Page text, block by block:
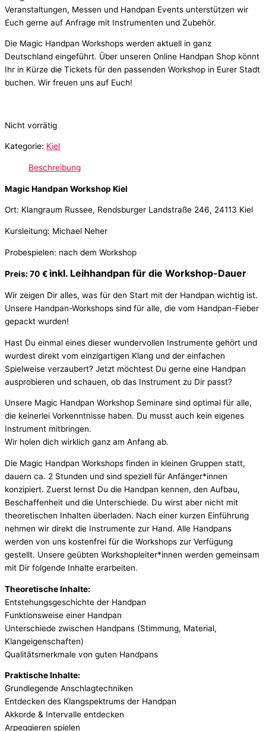
Veranstaltungen, Messen und Handpan Events unterstützen wir
Euch gerne auf Anfrage mit Instrumenten und Zubehör.
Die Magic Handpan Workshops werden aktuell in ganz
Deutschland eingeführt. Über unseren Online Handpan Shop könnt
Ihr in Kürze die Tickets für den passenden Workshop in Eurer Stadt
buchen. Wir freuen uns auf Euch!
Nicht vorrätig
Kategorie: Kiel
Beschreibung
Magic Handpan Workshop Kiel
Ort: Klangraum Russee, Rendsburger Landstraße 246, 24113 Kiel
Kursleitung: Michael Neher
Probespielen: nach dem Workshop
Preis: 70 € inkl. Leihhandpan für die Workshop-Dauer
Wir zeigen Dir alles, was für den Start mit der Handpan wichtig ist.
Unsere Handpan-Workshops sind für alle, die vom Handpan-Fieber
gepackt wurden!
Hast Du einmal eines dieser wundervollen Instrumente gehört und
wurdest direkt vom einzigartigen Klang und der einfachen
Spielweise verzaubert? Jetzt möchtest Du gerne eine Handpan
ausprobieren und schauen, ob das Instrument zu Dir passt?
Unsere Magic Handpan Workshop Seminare sind optimal für alle,
die keinerlei Vorkenntnisse haben. Du musst auch kein eigenes
Instrument mitbringen.
Wir holen dich wirklich ganz am Anfang ab.
Die Magic Handpan Workshops finden in kleinen Gruppen statt,
dauern ca. 2 Stunden und sind speziell für Anfänger*innen
konzipiert. Zuerst lernst Du die Handpan kennen, den Aufbau,
Beschaffenheit und die Unterschiede. Du wirst aber nicht mit
theoretischen Inhalten überladen. Nach einer kurzen Einführung
nehmen wir direkt die Instrumente zur Hand. Alle Handpans
werden von uns kostenfrei für die Workshops zur Verfügung
gestellt. Unsere geübten Workshopleiter*innen werden gemeinsam
mit Dir folgende Inhalte erarbeiten.
Theoretische Inhalte:
Entstehungsgeschichte der Handpan
Funktionsweise einer Handpan
Unterschiede zwischen Handpans (Stimmung, Material,
Klangeigenschaften)
Qualitätsmerkmale von guten Handpans
Praktische Inhalte:
Grundlegende Anschlagtechniken
Entdecken des Klangspektrums der Handpan
Akkorde & Intervalle entdecken
Arpeggieren spielen